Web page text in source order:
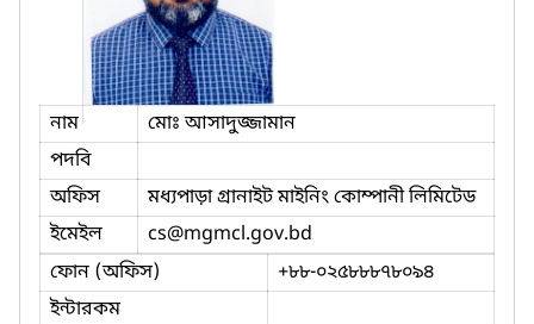
নাম
মোঃ আসাদুজ্জামান
পদবি
অফিস
মধ্যপাড়া গ্রানাইট মাইনিং কোম্পানী লিমিটেড
ইমেইল
cs@mgmcl.gov.bd
ফোন (অফিস)
+৮৮-০২৫৮৮৮৭৮০৯৪
ইন্টারকম